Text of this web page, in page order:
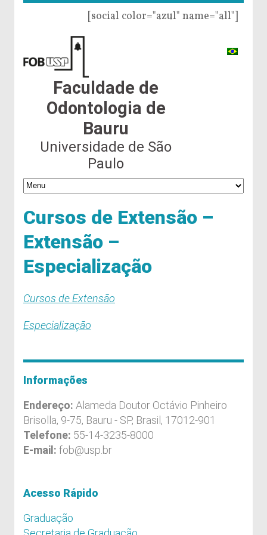
[social color="azul" name="all"]
Faculdade de
Odontologia de
Bauru
Universidade de São
Paulo
Cursos de Extensão –
Extensão –
Especialização
Cursos de Extensão
Especialização
Informações
Endereço: Alameda Doutor Octávio Pinheiro
Brisolla, 9-75, Bauru - SP, Brasil, 17012-901
Telefone: 55-14-3235-8000
E-mail: fob@usp.br
Acesso Rápido
Graduação